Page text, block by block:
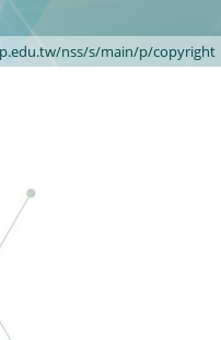
nss/s/main/p/copyright